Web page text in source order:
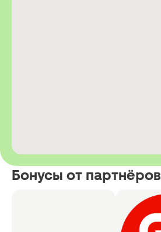
Бонусы от партнёров